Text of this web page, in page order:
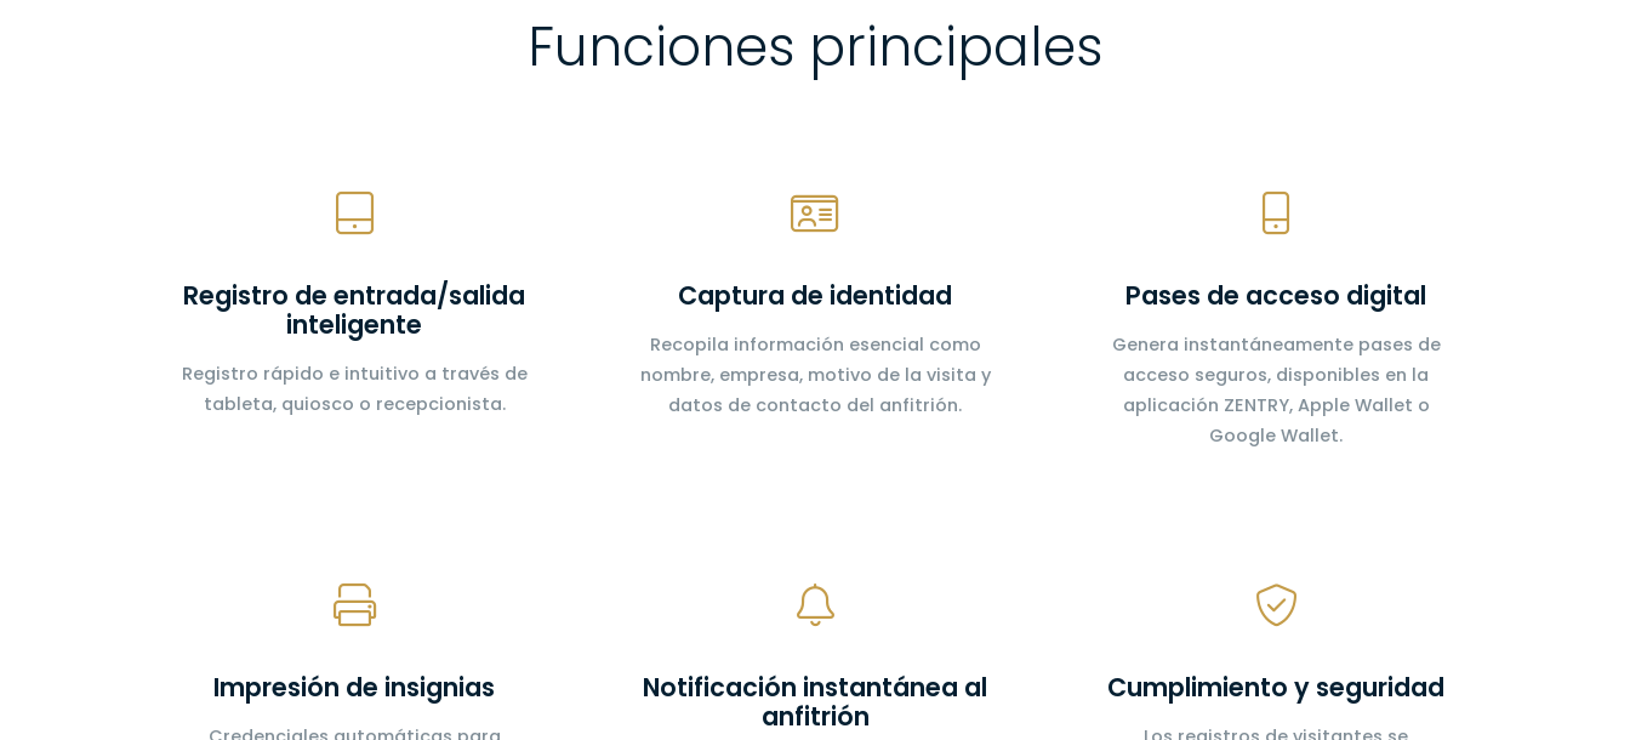
Funciones principales
Registro de entrada/salida
inteligente
Registro rápido e intuitivo a través de
tableta, quiosco o recepcionista.
Captura de identidad
Recopila información esencial como
nombre, empresa, motivo de la visita y
datos de contacto del anfitrión.
Pases de acceso digital
Genera instantáneamente pases de
acceso seguros, disponibles en la
aplicación ZENTRY, Apple Wallet o
Google Wallet.
Impresión de insignias
Notificación instantánea al
anfitrión
Cumplimiento y seguridad